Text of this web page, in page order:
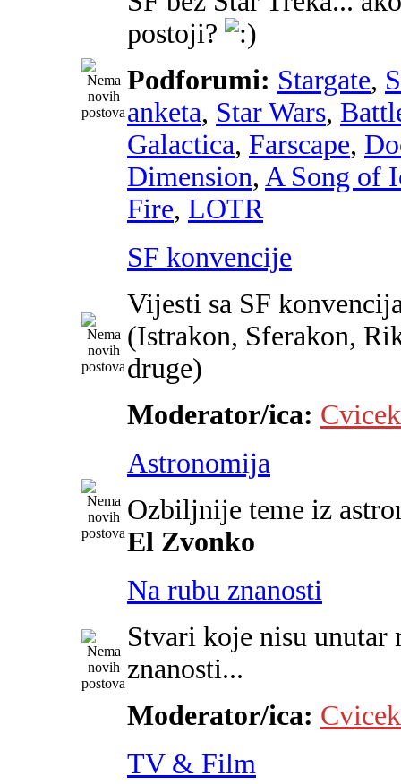
postoji?
Podforumi: Stargate,
anketa, Star Wars,
Galactica, Farscape,
Dimension, A Song of
Fire, LOTR
SF konvencije
Vijesti sa SF
(Istrakon, Sferakon,
druge)
Moderator/ica: Cvicek
Astronomija
Ozbiljnije teme iz
El Zvonko
Na rubu znanosti
Stvari koje nisu unutar
znanosti...
Moderator/ica: Cvicek
TV & Film